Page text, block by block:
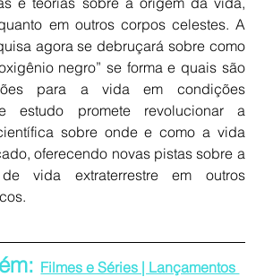
em outros corpos celestes. A
agora se debruçará sobre como
negro” se forma e quais são
para a vida em condições
estudo promete revolucionar a
sobre onde e como a vida
oferecendo novas pistas sobre a
vida extraterrestre em outros
Filmes e Séries | Lançamentos